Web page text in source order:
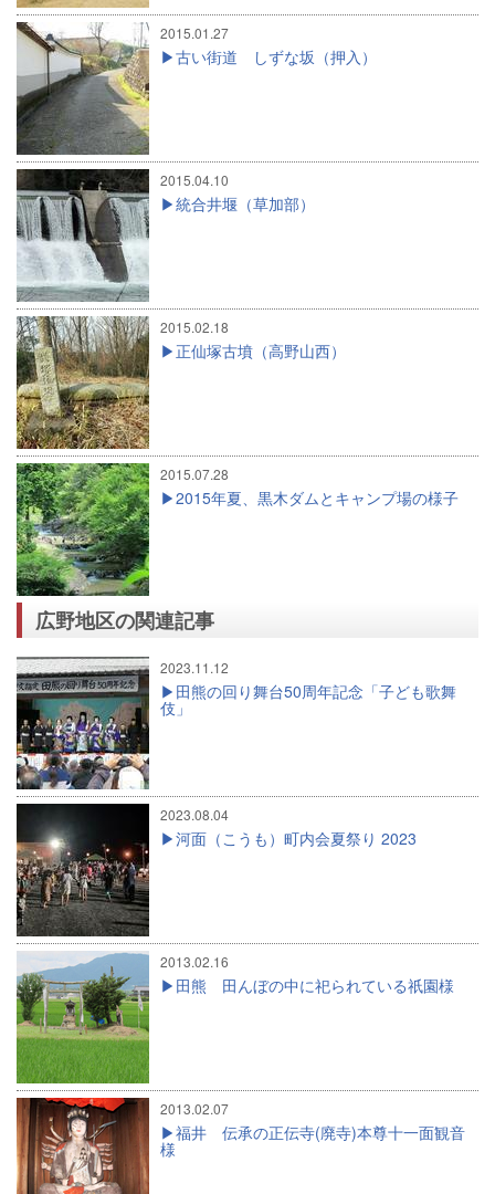
2015.01.27
古い街道 しずな坂（押入）
2015.04.10
統合井堰（草加部）
2015.02.18
正仙塚古墳（高野山西）
2015.07.28
2015年夏、黒木ダムとキャンプ場の様子
広野地区の関連記事
2023.11.12
田熊の回り舞台50周年記念「子ども歌舞
伎」
2023.08.04
河面（こうも）町内会夏祭り 2023
2013.02.16
田熊 田んぼの中に祀られている祇園様
2013.02.07
福井 伝承の正伝寺(廃寺)本尊十一面観音
様